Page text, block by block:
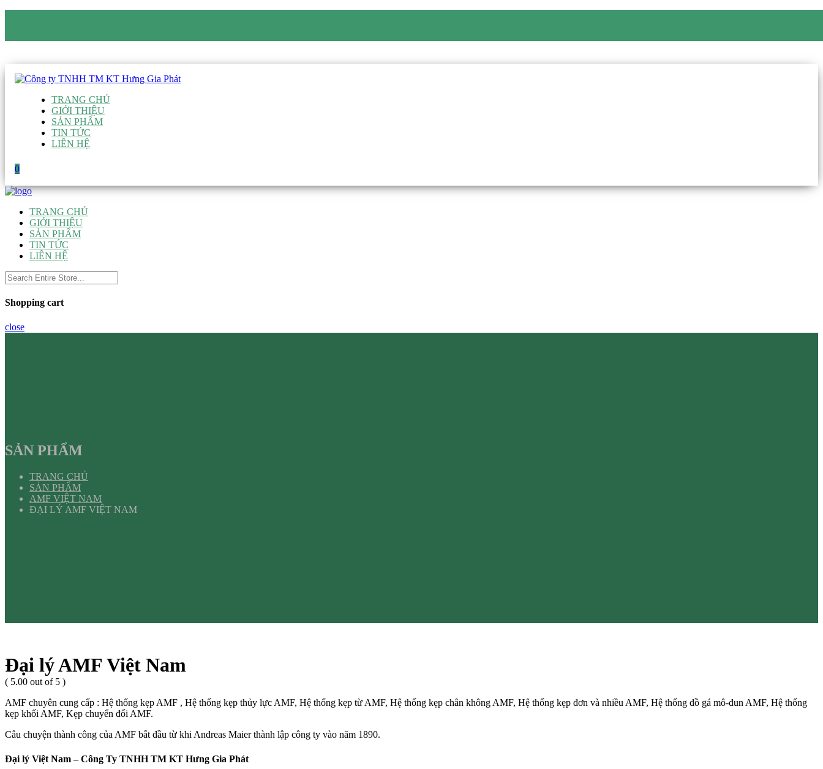
TRANG CHỦ
GIỚI THIỆU
SẢN PHẨM
TIN TỨC
LIÊN HỆ
0
TRANG CHỦ
GIỚI THIỆU
SẢN PHẨM
TIN TỨC
LIÊN HỆ
Shopping cart
close
SẢN PHẨM
TRANG CHỦ
SẢN PHẨM
AMF VIỆT NAM
ĐẠI LÝ AMF VIỆT NAM
Đại lý AMF Việt Nam
( 5.00 out of 5 )
AMF chuyên cung cấp : Hệ thống kẹp AMF , Hệ thống kẹp thủy lực AMF, Hệ thống kẹp từ AMF, Hệ thống kẹp chân không AMF, Hệ thống kẹp đơn và nhiều AMF, Hệ thống đồ gá mô-đun AMF, Hệ thống
kẹp khối AMF, Kẹp chuyển đổi AMF.
Câu chuyện thành công của AMF bắt đầu từ khi Andreas Maier thành lập công ty vào năm 1890.
Đại lý Việt Nam – Công Ty TNHH TM KT Hưng Gia Phát